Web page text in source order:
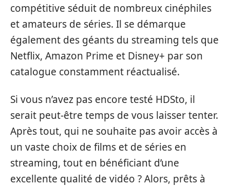
compétitive séduit de nombreux cinéphiles
et amateurs de séries. Il se démarque
également des géants du streaming tels que
Netflix, Amazon Prime et Disney+ par son
catalogue constamment réactualisé.
Si vous n’avez pas encore testé HDSto, il
serait peut-être temps de vous laisser tenter.
Après tout, qui ne souhaite pas avoir accès à
un vaste choix de films et de séries en
streaming, tout en bénéficiant d’une
excellente qualité de vidéo ? Alors, prêts à